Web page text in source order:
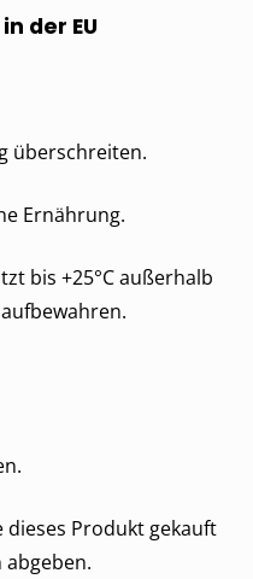
der EU
überschreiten.
Ernährung.
bis +25°C außerhalb
dieses Produkt gekauft
abgeben.